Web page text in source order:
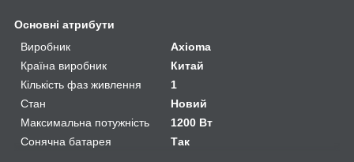
Основні атрибути
Виробник
Axioma
Країна виробник
Китай
Кількість фаз живлення
1
Стан
Новий
Максимальна потужність
1200 Вт
Сонячна батарея
Так